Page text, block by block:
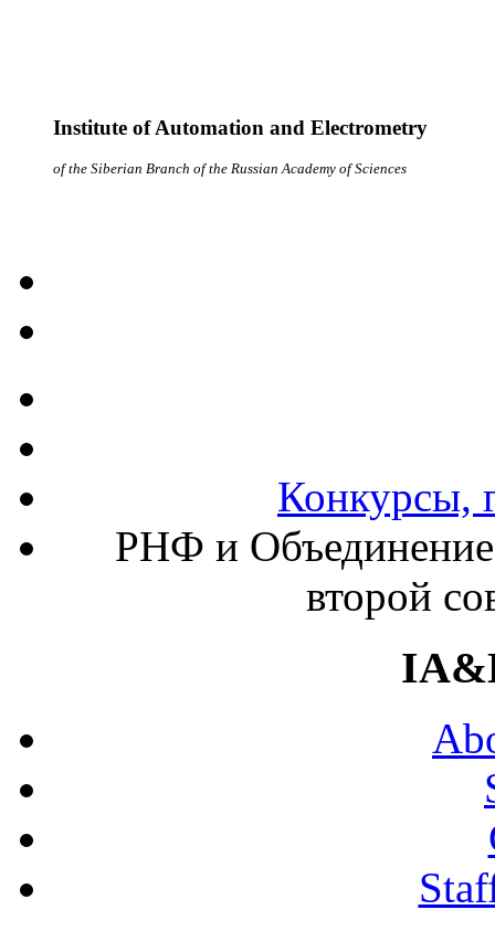
Institute of Automation and Electrometry
of the Siberian Branch of the Russian Academy of Sciences
Конкурсы,
РНФ и Объединение
второй